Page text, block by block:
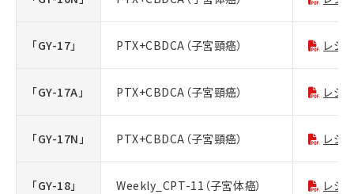
「GY-17」 PTX+CBDCA（子宮頸癌） レジ
「GY-17A」 PTX+CBDCA（子宮頸癌） レジ
「GY-17N」 PTX+CBDCA（子宮頸癌） レジ
「GY-18」 Weekly_CPT-11（子宮体癌） レジ